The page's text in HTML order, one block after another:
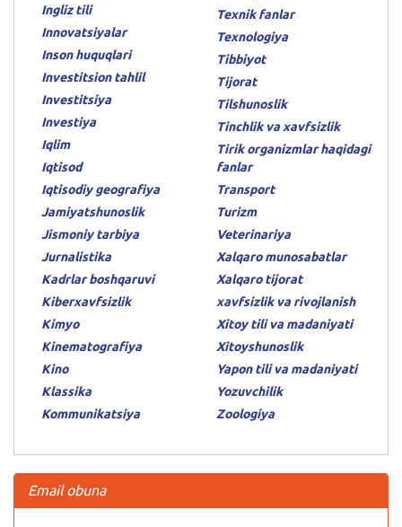
Ingliz tili
Innovatsiyalar
Inson huquqlari
Investitsion tahlil
Investitsiya
Investiya
Iqlim
Iqtisod
Iqtisodiy geografiya
Jamiyatshunoslik
Jismoniy tarbiya
Jurnalistika
Kadrlar boshqaruvi
Kiberxavfsizlik
Kimyo
Kinematografiya
Kino
Klassika
Kommunikatsiya
Texnik fanlar
Texnologiya
Tibbiyot
Tijorat
Tilshunoslik
Tinchlik va xavfsizlik
Tirik organizmlar haqidagi
fanlar
Transport
Turizm
Veterinariya
Xalqaro munosabatlar
Xalqaro tijorat
xavfsizlik va rivojlanish
Xitoy tili va madaniyati
Xitoyshunoslik
Yapon tili va madaniyati
Yozuvchilik
Zoologiya
Email obuna